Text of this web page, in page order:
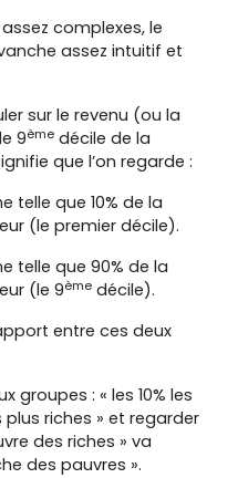
complexes, le
assez intuitif et
sur le revenu (ou la
9ème décile de la
que l’on regarde :
telle que 10% de la
(le premier décile).
telle que 90% de la
(le 9ème décile).
entre ces deux
groupes : « les 10% les
plus riches » et regarder
des riches » va
des pauvres ».